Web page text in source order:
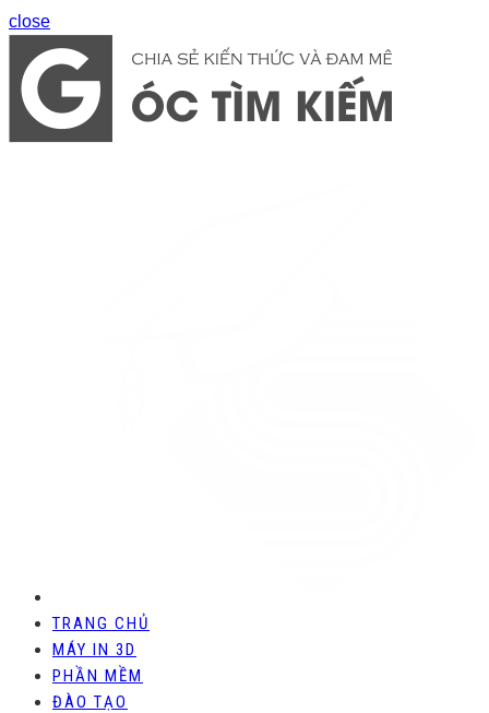
close
TRANG CHỦ
MÁY IN 3D
PHẦN MỀM
ĐÀO TẠO